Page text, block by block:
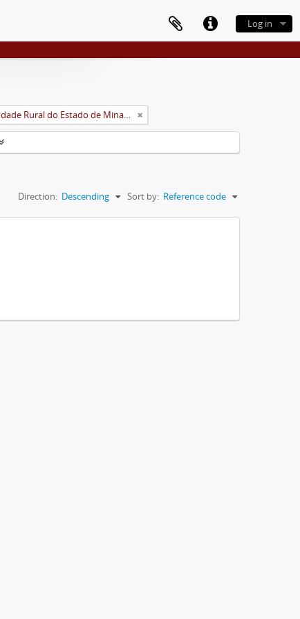
Log in
Universidade Rural do Estado de Minas Gerais (Uremg)
Sort by: Reference code
Direction: Descending